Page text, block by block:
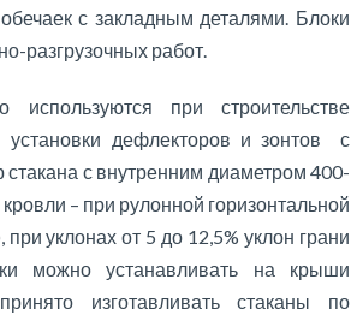
с закладным деталями. Блоки
разгрузочных работ.
используются при строительстве
установки дефлекторов и зонтов с
с внутренним диаметром 400-
– при рулонной горизонтальной
уклонах от 5 до 12,5% уклон грани
можно устанавливать на крыши
изготавливать стаканы по